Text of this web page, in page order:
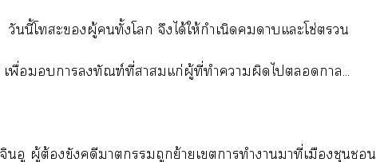
วันนี้โะผู้ทั้งโ จึงได้ให้กำเนิดาแะโซ่
เพื่อาทัณฑ์ที่าแก่ผู้ที่ทำาผิดไา...
นอู ผู้ต้องขังคดีาถูกย้ายเาทำามาที่เมืองชุน